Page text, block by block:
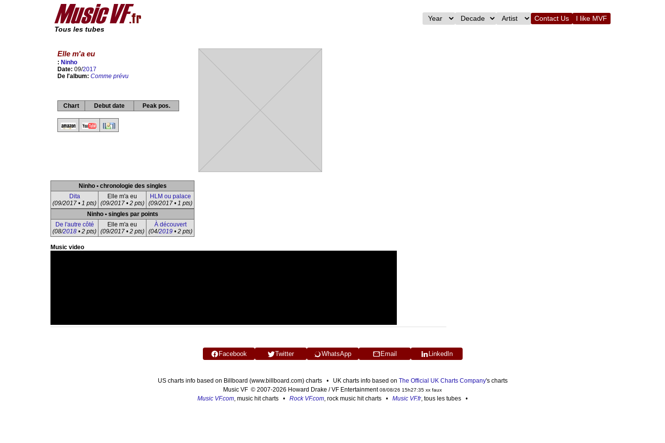
Tous les tubes
Contact Us I like MVF
Elle m'a eu
: Ninho
Date: 09/2017
De l'album: Comme prévu
Chart Debut date Peak pos.
Ninho • chronologie des singles
Dita
(09/2017 • 1 pts)
Elle m'a eu
(09/2017 • 2 pts)
HLM ou palace
(09/2017 • 1 pts)
Ninho • singles par points
De l'autre côté
(08/2018 • 2 pts)
Elle m'a eu
(09/2017 • 2 pts)
À découvert
(04/2019• 2 pts)
Music video
Facebook Twitter WhatsApp Email LinkedIn
US charts info based on Billboard (www.billboard.com) charts • UK charts info based on The Official UK Charts Company's charts
Music VF © 2007-2026 Howard Drake / VF Entertainment08/08/26 15h27:35 xx faux
Music VF.com, music hit charts • Rock VF.com, rock music hit charts • Music VF.fr, tous les tubes •